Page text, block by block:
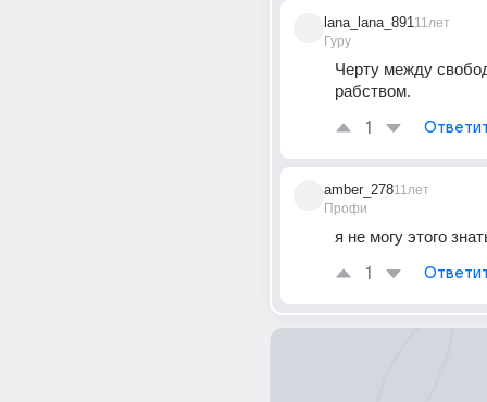
lana_lana_891
Гуру
11лет
Черту между
рабством.
1
amber_278
Профи
11лет
я не могу этого
1